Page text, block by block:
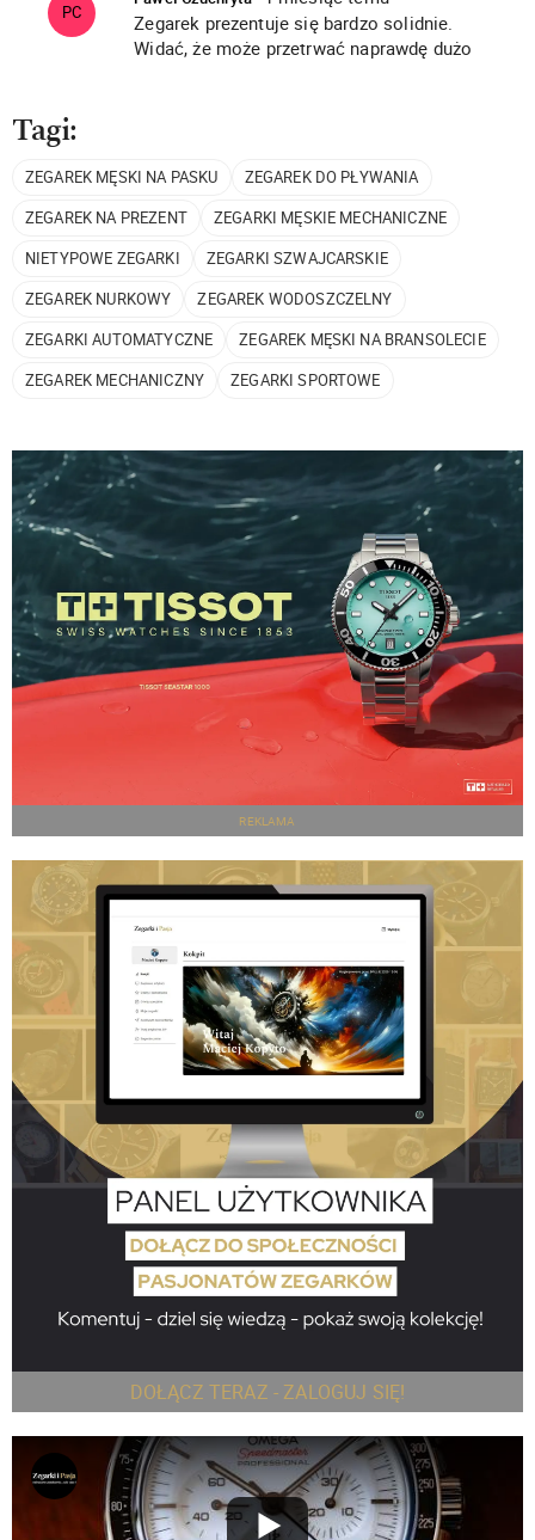
PC
Zegarek prezentuje się bardzo solidnie.
Widać, że może przetrwać naprawdę dużo
Tagi:
ZEGAREK MĘSKI NA PASKU
ZEGAREK DO PŁYWANIA
ZEGAREK NA PREZENT
ZEGARKI MĘSKIE MECHANICZNE
NIETYPOWE ZEGARKI
ZEGARKI SZWAJCARSKIE
ZEGAREK NURKOWY
ZEGAREK WODOSZCZELNY
ZEGARKI AUTOMATYCZNE
ZEGAREK MĘSKI NA BRANSOLECIE
ZEGAREK MECHANICZNY
ZEGARKI SPORTOWE
REKLAMA
DOŁĄCZ TERAZ - ZALOGUJ SIĘ!